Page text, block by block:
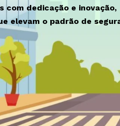
com dedicação e inovação,
elevam o padrão de